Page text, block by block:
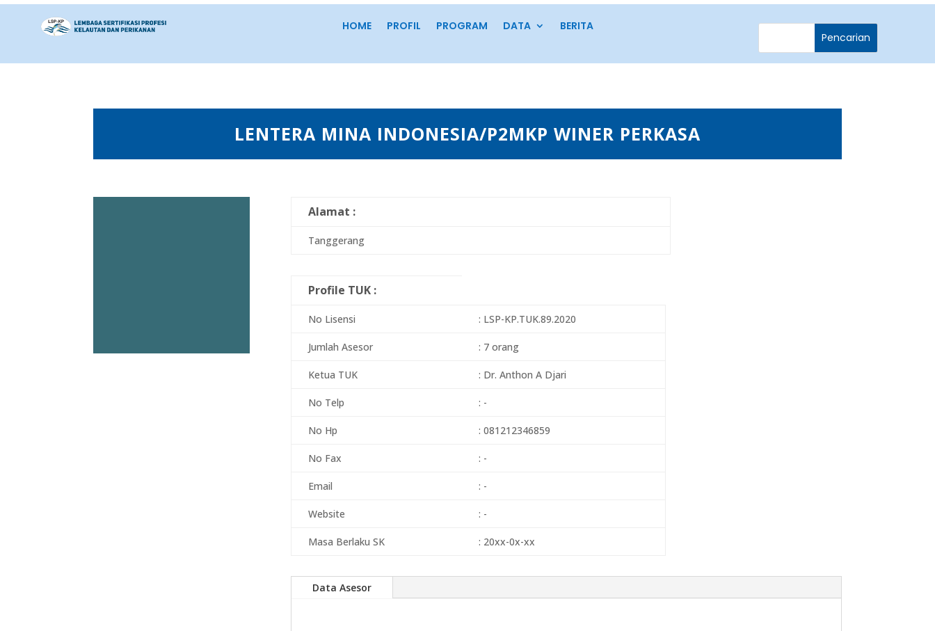
HOME PROFIL PROGRAM DATA BERITA
LENTERA MINA INDONESIA/P2MKP WINER PERKASA
Alamat :
Tanggerang
Profile TUK :
No Lisensi : LSP-KP.TUK.89.2020
Jumlah Asesor : 7 orang
Ketua TUK : Dr. Anthon A Djari
No Telp : -
No Hp : 081212346859
No Fax : -
Email : -
Website : -
Masa Berlaku SK : 20xx-0x-xx
Data Asesor